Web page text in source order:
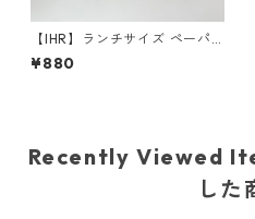
【IHR】ランチサイズ ペーパ
ーナプキン PRESENT FOR YO
U ホワイト Anita Jeram 20
¥880
Recently Viewed
した